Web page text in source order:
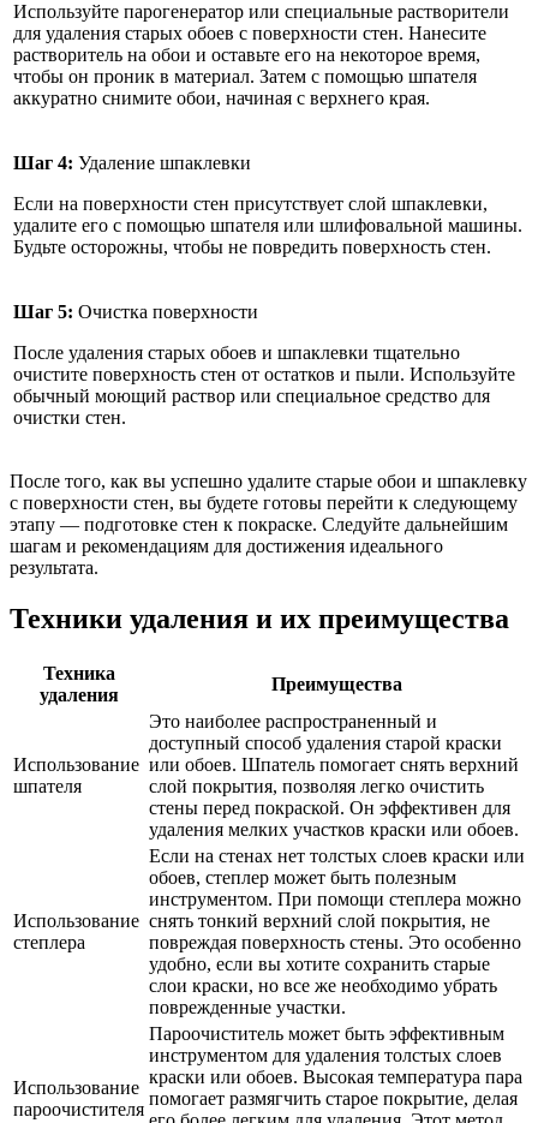
Используйте парогенератор или специальные растворители
для удаления старых обоев с поверхности стен. Нанесите
растворитель на обои и оставьте его на некоторое время,
чтобы он проник в материал. Затем с помощью шпателя
аккуратно снимите обои, начиная с верхнего края.
Шаг 4: Удаление шпаклевки
Если на поверхности стен присутствует слой шпаклевки,
удалите его с помощью шпателя или шлифовальной машины.
Будьте осторожны, чтобы не повредить поверхность стен.
Шаг 5: Очистка поверхности
После удаления старых обоев и шпаклевки тщательно
очистите поверхность стен от остатков и пыли. Используйте
обычный моющий раствор или специальное средство для
очистки стен.
После того, как вы успешно удалите старые обои и шпаклевку
с поверхности стен, вы будете готовы перейти к следующему
этапу — подготовке стен к покраске. Следуйте дальнейшим
шагам и рекомендациям для достижения идеального
результата.
Техники удаления и их преимущества
Техника
удаления
Преимущества
Использование
шпателя
Это наиболее распространенный и
доступный способ удаления старой краски
или обоев. Шпатель помогает снять верхний
слой покрытия, позволяя легко очистить
стены перед покраской. Он эффективен для
удаления мелких участков краски или обоев.
Использование
степлера
Если на стенах нет толстых слоев краски или
обоев, степлер может быть полезным
инструментом. При помощи степлера можно
снять тонкий верхний слой покрытия, не
повреждая поверхность стены. Это особенно
удобно, если вы хотите сохранить старые
слои краски, но все же необходимо убрать
поврежденные участки.
Использование
пароочистителя
Пароочиститель может быть эффективным
инструментом для удаления толстых слоев
краски или обоев. Высокая температура пара
помогает размягчить старое покрытие, делая